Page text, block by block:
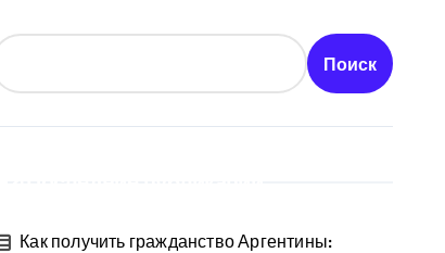
Поиск
Как получить гражданство Аргентины: